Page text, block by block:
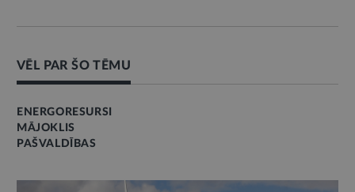
VĒL PAR ŠO TĒMU
ENERGORESURSI
MĀJOKLIS
PAŠVALDĪBAS